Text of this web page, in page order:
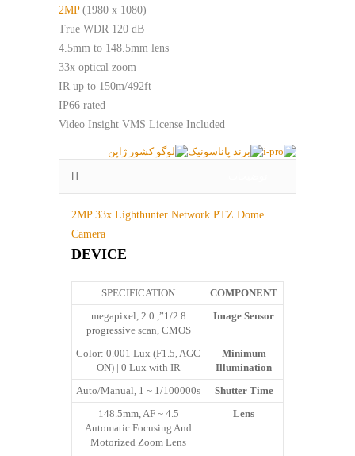
2MP(1980 x 1080)
True WDR 120 dB
4.5mm to 148.5mm lens
33x optical zoom
IR up to 150m/492ft
IP66 rated
Video Insight VMS License Included
2MP 33x Lighthunter Network PTZ Dome
Camera
DEVICE
COMPONENT
SPECIFICATION
Image Sensor
1/2.8”, 2.0 megapixel,
progressive scan, CMOS
Minimum
Illumination
Color: 0.001 Lux (F1.5, AGC
ON) | 0 Lux with IR
Shutter Time
Auto/Manual, 1 ~ 1/100000s
Lens
4.5 ~ 148.5mm, AF
Automatic Focusing And
Motorized Zoom Lens